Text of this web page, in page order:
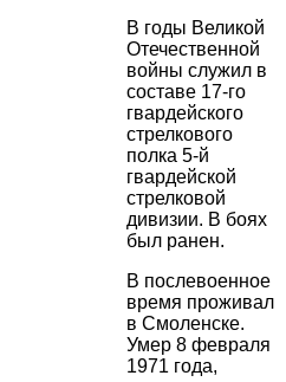
В годы Великой
Отечественной
войны служил в
составе 17-го
гвардейского
стрелкового
полка 5-й
гвардейской
стрелковой
дивизии. В боях
был ранен.
В послевоенное
время проживал
в Смоленске.
Умер 8 февраля
1971 года,